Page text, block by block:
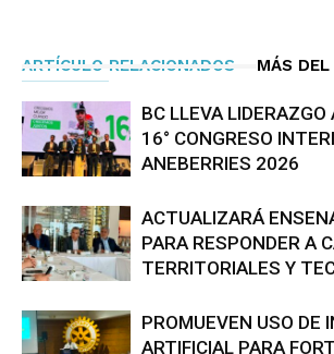
ARTÍCULO RELACIONADOS MÁS
BC LLEVA LIDERAZGO
16° CONGRESO
ANEBERRIES 2026
ACTUALIZARÁ
PARA RESPONDER A
TERRITORIALES Y
PROMUEVEN USO DE
ARTIFICIAL PARA